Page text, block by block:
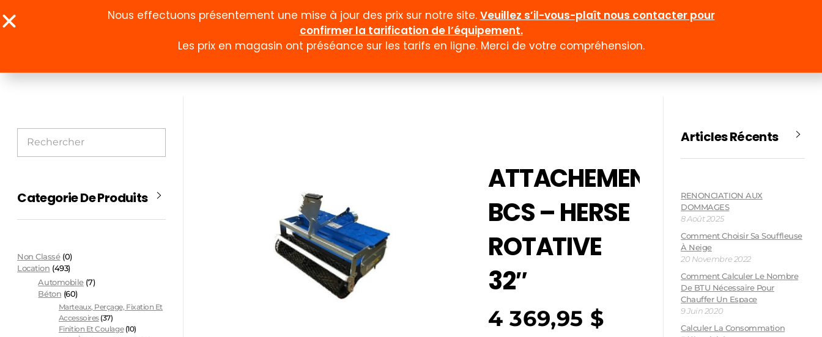
À propos Boutique Documentation Formulaires Promotion et rabais Emploi
ATTACHEMENT
BCS – HERSE
ROTATIVE
32″
4 369,95 $
Categorie De Produits
Non Classé (0)
Location (493)
Automobile (7)
Béton (60)
Marteaux, Perçage, Fixation Et
Accessoires (37)
Finition Et Coulage (10)
Articles Récents
RENONCIATION AUX
DOMMAGES
8 Août 2025
Comment Choisir Sa Souffleuse
À Neige
20 Novembre 2022
Comment Calculer Le Nombre
De BTU Nécessaire Pour
Chauffer Un Espace
9 Juin 2020
Calculer La Consommation
Nous effectuons présentement une mise à jour des prix sur notre site. Veuillez s’il-vous-plaît nous contacter pour
confirmer la tarification de l’équipement.
Les prix en magasin ont préséance sur les tarifs en ligne. Merci de votre compréhension.